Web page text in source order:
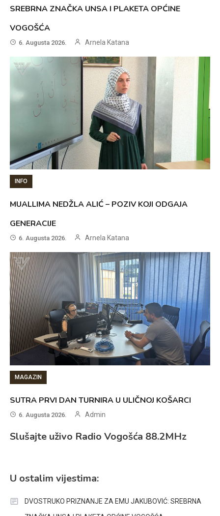
SREBRNA ZNAČKA UNSA I PLAKETA OPĆINE
VOGOŠĆA
6. Augusta 2026. Arnela Katana
INFO
MUALLIMA NEDŽLA ALIĆ – POZIV KOJI ODGAJA
GENERACIJE
6. Augusta 2026. Arnela Katana
MAGAZIN
SUTRA PRVI DAN TURNIRA U ULIČNOJ KOŠARCI
6. Augusta 2026. Admin
Slušajte uživo Radio Vogošća 88.2MHz
U ostalim vijestima:
DVOSTRUKO PRIZNANJE ZA EMU JAKUBOVIĆ: SREBRNA